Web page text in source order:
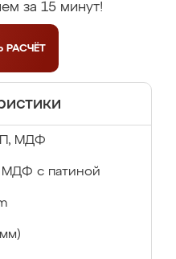
за 15 минут!
РАСЧЁТ
МДФ
с патиной